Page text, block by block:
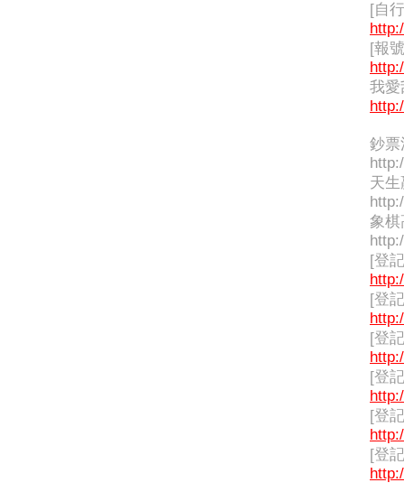
[自
[報
我愛
鈔票
天
象棋
[登
[登
[登
[登
[登
[登